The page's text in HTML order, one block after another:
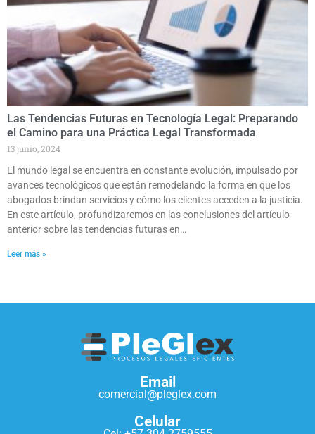
Las Tendencias Futuras en Tecnología Legal: Preparando
el Camino para una Práctica Legal Transformada
13 junio, 2024
El mundo legal se encuentra en constante evolución, impulsado por
avances tecnológicos que están remodelando la forma en que los
abogados brindan servicios y cómo los clientes acceden a la justicia.
En este artículo, profundizaremos en las conclusiones del artículo
anterior sobre las tendencias futuras en…
Leer más »
Email
comercial@pleglex.com
Celular